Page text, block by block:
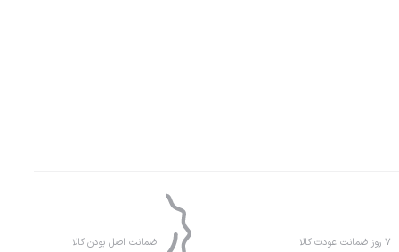
۷ روز ضمانت عودت کالا ضمانت اصل بودن کالا